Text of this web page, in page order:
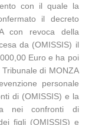
con il quale la
il decreto
con revoca della
da (OMISSIS) il
Euro e ha poi
di MONZA
personale
di (OMISSIS) e la
nei confronti di
figli (OMISSIS) e